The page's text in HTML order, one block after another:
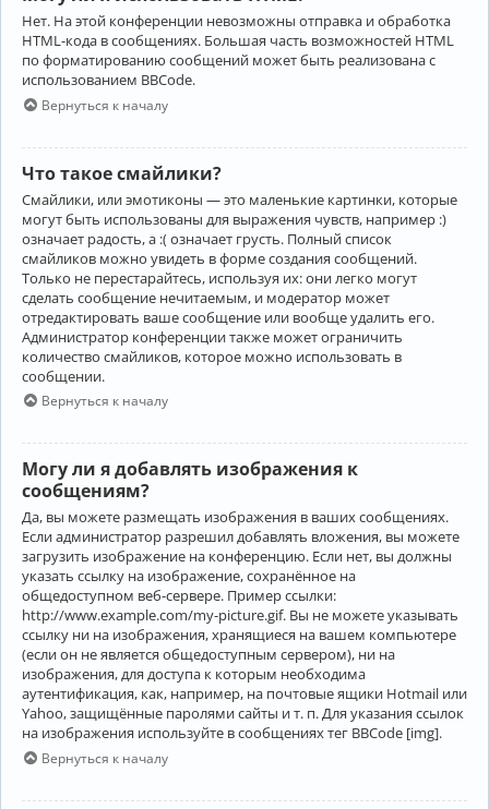
Нет. На этой конференции невозможны отправка и обработка
HTML-кода в сообщениях. Большая часть возможностей HTML
по форматированию сообщений может быть реализована с
использованием BBCode.
Вернуться к началу
Что такое смайлики?
Смайлики, или эмотиконы — это маленькие картинки, которые
могут быть использованы для выражения чувств, например :)
означает радость, а :( означает грусть. Полный список
смайликов можно увидеть в форме создания сообщений.
Только не перестарайтесь, используя их: они легко могут
сделать сообщение нечитаемым, и модератор может
отредактировать ваше сообщение или вообще удалить его.
Администратор конференции также может ограничить
количество смайликов, которое можно использовать в
сообщении.
Вернуться к началу
Могу ли я добавлять изображения к
сообщениям?
Да, вы можете размещать изображения в ваших сообщениях.
Если администратор разрешил добавлять вложения, вы можете
загрузить изображение на конференцию. Если нет, вы должны
указать ссылку на изображение, сохранённое на
общедоступном веб-сервере. Пример ссылки:
http://www.example.com/my-picture.gif. Вы не можете указывать
ссылку ни на изображения, хранящиеся на вашем компьютере
(если он не является общедоступным сервером), ни на
изображения, для доступа к которым необходима
аутентификация, как, например, на почтовые ящики Hotmail или
Yahoo, защищённые паролями сайты и т. п. Для указания ссылок
на изображения используйте в сообщениях тег BBCode [img].
Вернуться к началу